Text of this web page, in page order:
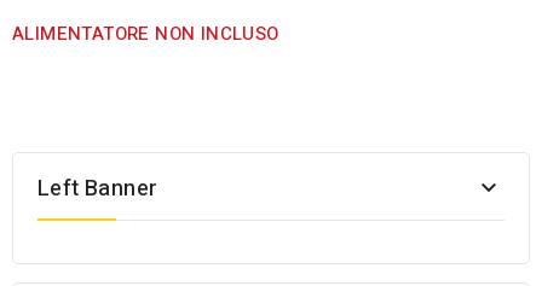
ALIMENTATORE NON INCLUSO
Left Banner 